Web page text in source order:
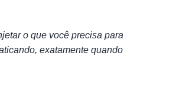
o que você precisa para
exatamente quando